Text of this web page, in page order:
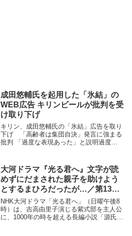
成田悠輔氏を起用した「氷結」の
WEB広告 キリンビールが批判を受
け取り下げ
キリン、成田悠輔氏の「氷結」広告を取り
下げ 「高齢者は集団自決」発言に強まる
批判 「過度な表現あった」と説明過度な
されて批判が強まっていることを受け、キ
リンは12日、...
大河ドラマ『光る君へ』文字が読
めずにだまされた親子を助けよう
とするまひろだったが…／第13回
あらすじ
NHK大河ドラマ「光る君へ」（日曜午後8
時）は、吉高由里子演じる紫式部を主人公
に、1000年の時を超える長編小説「源氏物